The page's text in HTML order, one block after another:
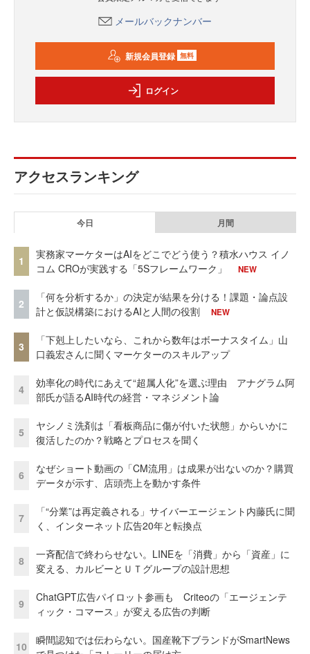
メールバックナンバー
新規会員登録 無料
ログイン
アクセスランキング
今日 月間
1
実務家マーケターはAIをどこでどう使う？積水ハウス イノ
コム CROが実践する「5Sフレームワーク」
NEW
2
「何を分析するか」の決定が結果を分ける！課題・論点設
計と仮説構築におけるAIと人間の役割
NEW
3
「下剋上したいなら、これから数年はボーナスタイム」山
口義宏さんに聞くマーケターのスキルアップ
4
効率化の時代にあえて“超属人化”を選ぶ理由 アナグラム阿
部氏が語るAI時代の経営・マネジメント論
5
ヤシノミ洗剤は「看板商品に傷が付いた状態」からいかに
復活したのか？戦略とプロセスを聞く
6
なぜショート動画の「CM流用」は成果が出ないのか？購買
データが示す、店頭売上を動かす条件
7
「“分業”は再定義される」サイバーエージェント内藤氏に聞
く、インターネット広告20年と転換点
8
一斉配信で終わらせない。LINEを「消費」から「資産」に
変える、カルビーとＵＴグループの設計思想
9
ChatGPT広告パイロット参画も Criteoの「エージェンテ
ィック・コマース」が変える広告の判断
10
瞬間認知では伝わらない。国産靴下ブランドがSmartNews